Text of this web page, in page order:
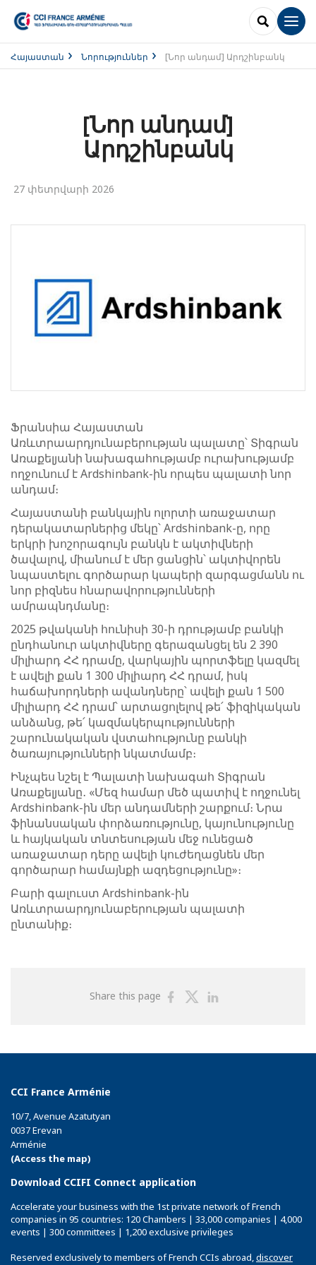
SEARCH
Հայաստան Նորություններ [Նոր անդամ] Արդշինբանկ
[Նոր անդամ]
Արդշինբանկ
27 փետրվարի 2026
Ֆրանսիա Հայաստան
Առևտրաարդյունաբերության պալատը՝ Տիգրան
Առաքելյանի նախագահությամբ ուրախությամբ
ողջունում է Ardshinbank-ին որպես պալատի նոր
անդամ։
Հայաստանի բանկային ոլորտի առաջատար
դերակատարներից մեկը՝ Ardshinbank-ը, որը
երկրի խոշորագույն բանկն է ակտիվների
ծավալով, միանում է մեր ցանցին՝ ակտիվորեն
նպաստելու գործարար կապերի զարգացմանն ու
նոր բիզնես հնարավորությունների
ամրապնդմանը։
2025 թվականի հունիսի 30-ի դրությամբ բանկի
ընդհանուր ակտիվները գերազանցել են 2 390
միլիարդ ՀՀ դրամը, վարկային պորտֆելը կազմել
է ավելի քան 1 300 միլիարդ ՀՀ դրամ, իսկ
հաճախորդների ավանդները՝ ավելի քան 1 500
միլիարդ ՀՀ դրամ՝ արտացոլելով թե՛ ֆիզիկական
անձանց, թե՛ կազմակերպությունների
շարունակական վստահությունը բանկի
ծառայությունների նկատմամբ։
Ինչպես նշել է Պալատի նախագահ Տիգրան
Առաքելյանը․ «Մեզ համար մեծ պատիվ է ողջունել
Ardshinbank-ին մեր անդամների շարքում։ Նրա
ֆինանսական փորձառությունը, կայունությունը
և հայկական տնտեսության մեջ ունեցած
առաջատար դերը ավելի կուժեղացնեն մեր
գործարար համայնքի ազդեցությունը»։
Բարի գալուստ Ardshinbank-ին
Առևտրաարդյունաբերության պալատի
ընտանիք։
Share this page
ShareShare
CCI France Arménie
10/7, Avenue Azatutyan
0037 Erevan
Arménie
(Access the map)
Download CCIFI Connect application
Accelerate your business with the 1st private network of French
companies in 95 countries: 120 Chambers | 33,000 companies | 4,000
events | 300 committees | 1,200 exclusive privileges
Reserved exclusively to members of French CCIs abroad,discover